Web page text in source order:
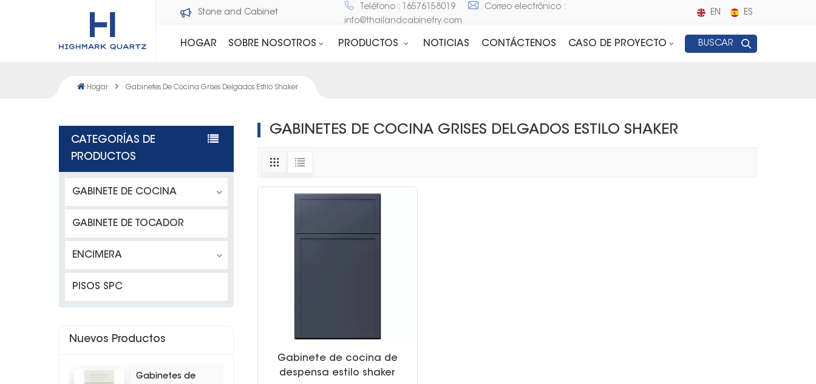
Bienvenido a Dawson Stone and Cabinet
Teléfono : 16576158019
Correo electrónico :
info@thailandcabinetry.com
EN ES
HOGAR SOBRE NOSOTROS PRODUCTOS NOTICIAS CONTÁCTENOS CASO DE PROYECTO BUSCAR
Hogar Gabinetes De Cocina Grises Delgados Estilo Shaker
CATEGORÍAS DE
PRODUCTOS
GABINETE DE COCINA
GABINETE DE TOCADOR
ENCIMERA
PISOS SPC
Nuevos Productos
Gabinetes de
GABINETES DE COCINA GRISES DELGADOS ESTILO SHAKER
Gabinete de cocina de
despensa estilo shaker